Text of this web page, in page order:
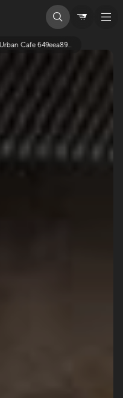
Urban Cafe 649eea89bed8255891bc3174